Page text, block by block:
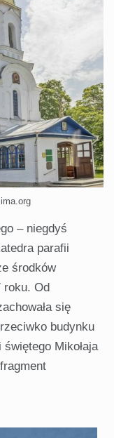
– niegdyś
parafii
środków
roku. Od
się
budynku
Mikołaja